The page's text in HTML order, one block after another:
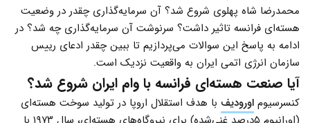
محمدرضا شاه پهلوی شروع شد؟ آن سرمایه‌گذاری چقدر در وضعیت
هسته‌ای فرانسه تاثیر داشت؟ سرنوشت آن سرمایه‌گذاری چه شد؟ در
ادامه به پاسخ این سوالات می‌پردازیم تا ببین چقدر ادعای رییس
سازمان انرژی اتمی ایران به واقعیت نزدیک است.
آیا صنعت هسته‌ای فرانسه با وام ایران شروع شد؟
کنسرسیوم اورودیف با هدف استقلال اروپا در تولید سوخت هسته‌ای